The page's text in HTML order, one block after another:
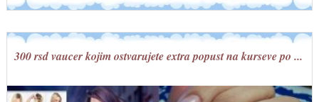
300 rsd vaucer kojim ostvarujete extra popust na kurseve po ...